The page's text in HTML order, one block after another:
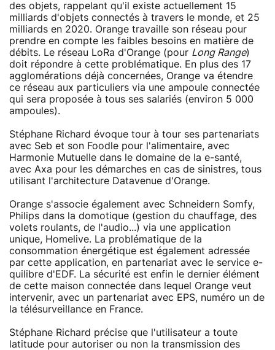
des objets, rappelant qu'il existe actuellement 15
milliards d'objets connectés à travers le monde, et 25
milliards en 2020. Orange travaille son réseau pour
prendre en compte les faibles besoins en matière de
débits. Le réseau LoRa d'Orange (pour Long Range)
doit répondre à cette problématique. En plus des 17
agglomérations déjà concernées, Orange va étendre
ce réseau aux particuliers via une ampoule connectée
qui sera proposée à tous ses salariés (environ 5 000
ampoules).
Stéphane Richard évoque tour à tour ses partenariats
avec Seb et son Foodle pour l'alimentaire, avec
Harmonie Mutuelle dans le domaine de la e-santé,
avec Axa pour les démarches en cas de sinistres, tous
utilisant l'architecture Datavenue d'Orange.
Orange s'associe également avec Schneidern Somfy,
Philips dans la domotique (gestion du chauffage, des
volets roulants, de l'audio...) via une application
unique, Homelive. La problématique de la
consommation énergétique est également adressée
par cette application, en partenariat avec le service e-
quilibre d'EDF. La sécurité est enfin le dernier élément
de cette maison connectée dans lequel Orange veut
intervenir, avec un partenariat avec EPS, numéro un de
la télésurveillance en France.
Stéphane Richard précise que l'utilisateur a toute
latitude pour autoriser ou non la transmission des